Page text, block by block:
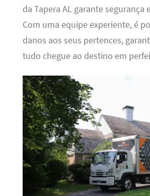
da Tapera AL garante segurança
Com uma equipe experiente, é
danos aos seus pertences,
tudo chegue ao destino em